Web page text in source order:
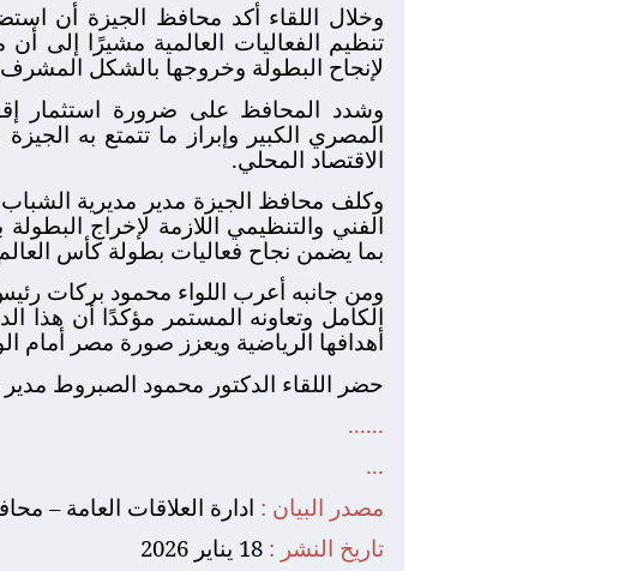
وخلال اللقاء أكد محافظ الجيزة أن
تنظيم الفعاليات العالمية مشيرًا إلى
لإنجاح البطولة وخروجها بالشكل المشرف
وشدد المحافظ على ضرورة استثمار
المصري الكبير وإبراز ما تتمتع به
الاقتصاد المحلي.
وكلف محافظ الجيزة مدير مديرية الشباب
الفني والتنظيمي اللازمة لإخراج
بما يضمن نجاح فعاليات بطولة كأس
ومن جانبه أعرب اللواء محمود بركات
الكامل وتعاونه المستمر مؤكدًا أن هذا
أهدافها الرياضية ويعزز صورة مصر أمام
حضر اللقاء الدكتور محمود الصبروط مدير
......
...
مصدر البيان : ادارة العلاقات العامة –
تاريخ النشر :